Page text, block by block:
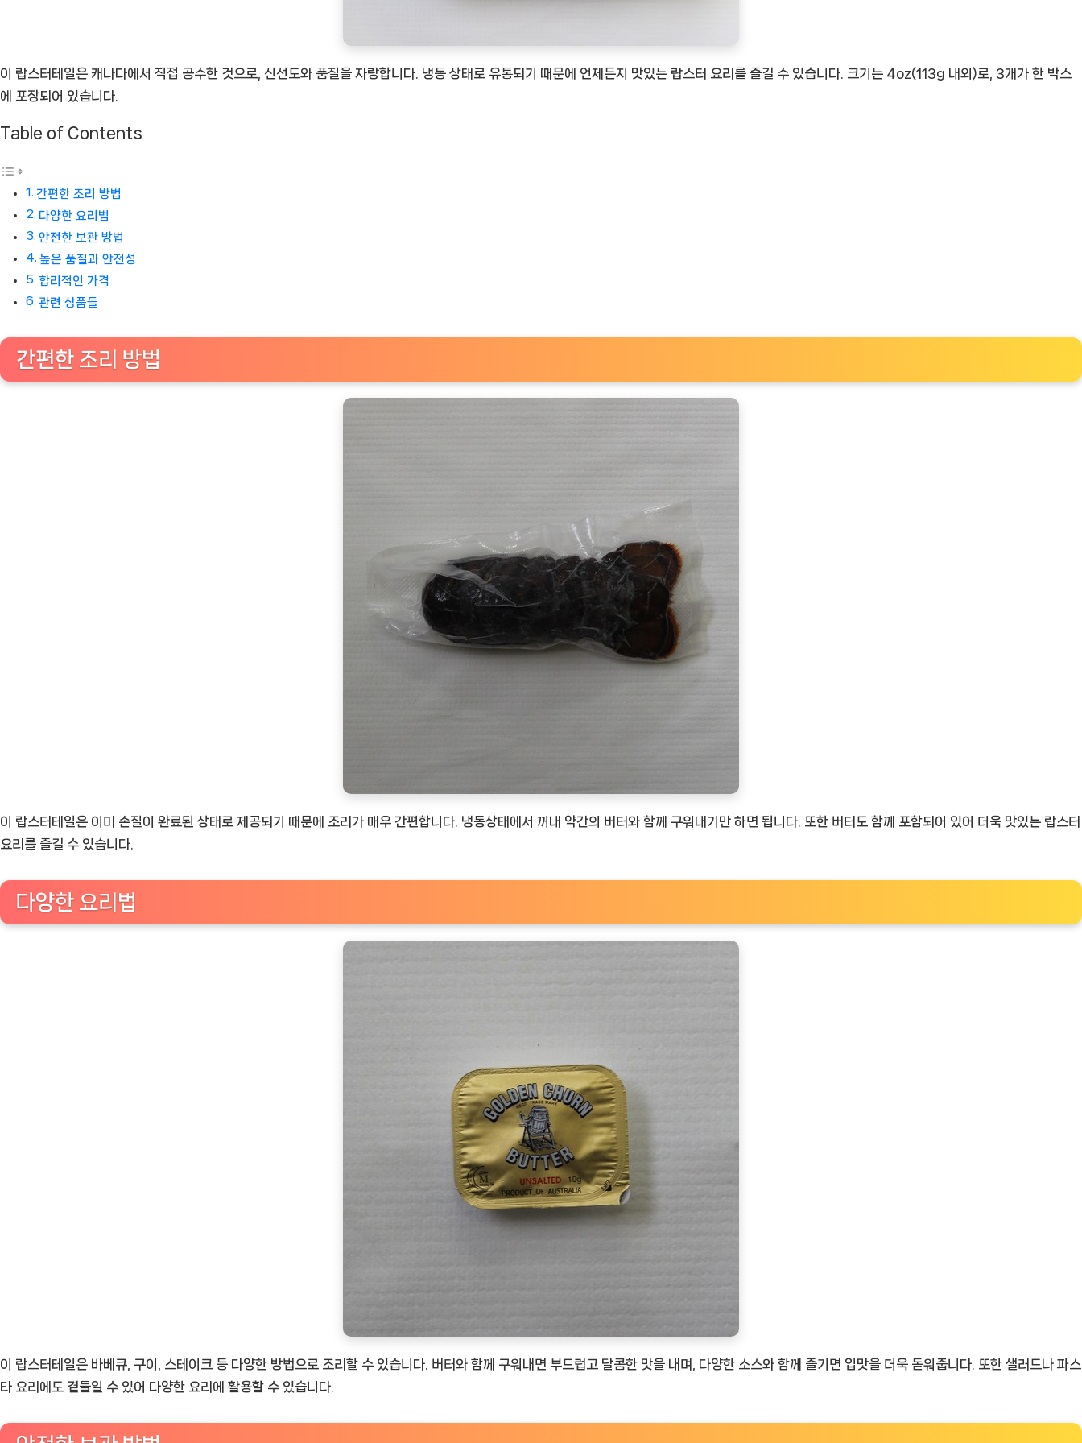
이 랍스터테일은 캐나다에서 직접 공수한 것으로, 신선도와 품질을 자랑합니다. 냉동 상태로 유통되기 때문에 언제든지 맛있는 랍스터 요리를 즐길 수 있습니다. 크기는 4oz(113g 내외)로, 3개가 한 박스
에 포장되어 있습니다.
Table of Contents
간편한 조리 방법
다양한 요리법
안전한 보관 방법
높은 품질과 안전성
합리적인 가격
관련 상품들
간편한 조리 방법
이 랍스터테일은 이미 손질이 완료된 상태로 제공되기 때문에 조리가 매우 간편합니다. 냉동상태에서 꺼내 약간의 버터와 함께 구워내기만 하면 됩니다. 또한 버터도 함께 포함되어 있어 더욱 맛있는 랍스터
요리를 즐길 수 있습니다.
다양한 요리법
이 랍스터테일은 바베큐, 구이, 스테이크 등 다양한 방법으로 조리할 수 있습니다. 버터와 함께 구워내면 부드럽고 달콤한 맛을 내며, 다양한 소스와 함께 즐기면 입맛을 더욱 돋워줍니다. 또한 샐러드나 파스
타 요리에도 곁들일 수 있어 다양한 요리에 활용할 수 있습니다.